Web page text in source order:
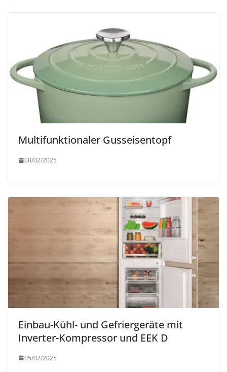
Multifunktionaler Gusseisentopf
08/02/2025
Einbau-Kühl- und Gefriergeräte mit
Inverter-Kompressor und EEK D
05/02/2025